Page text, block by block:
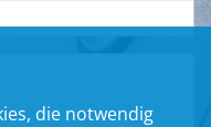
die notwendig